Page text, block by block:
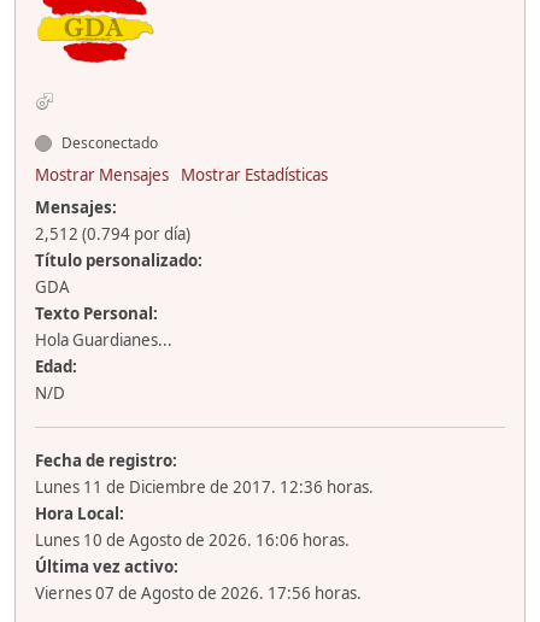
Desconectado
Mostrar Mensajes
Mostrar Estadísticas
Mensajes:
2,512 (0.794 por día)
Título personalizado:
GDA
Texto Personal:
Hola Guardianes...
Edad:
N/D
Fecha de registro:
Lunes 11 de Diciembre de 2017. 12:36 horas.
Hora Local:
Lunes 10 de Agosto de 2026. 16:06 horas.
Última vez activo:
Viernes 07 de Agosto de 2026. 17:56 horas.